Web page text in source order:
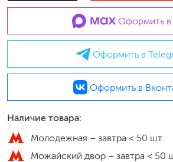
Оформить в
Оформить в
Оформить в
Наличие товара:
Молодежная – завтра < 50 шт.
Можайский двор – завтра < 50